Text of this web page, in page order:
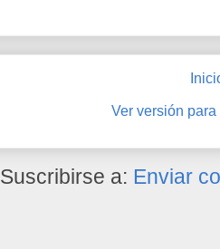
Ver versión
Suscribirse a: Enviar